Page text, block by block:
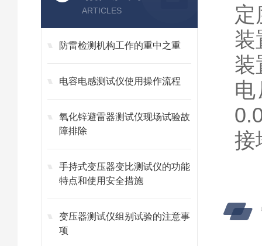
ARTICLES
防雷检测机构工作的重中之重
电容电感测试仪使用操作流程
氧化锌避雷器测试仪现场试验故
障排除
手持式变压器变比测试仪的功能
特点和使用安全措施
变压器测试仪组别试验的注意事
项
定
装
装
接